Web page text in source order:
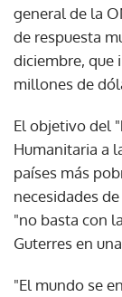
general de la
de respuesta
diciembre, que
millones de
El objetivo del
Humanitaria a
países más
necesidades
"no basta con
Guterres en
"El mundo se